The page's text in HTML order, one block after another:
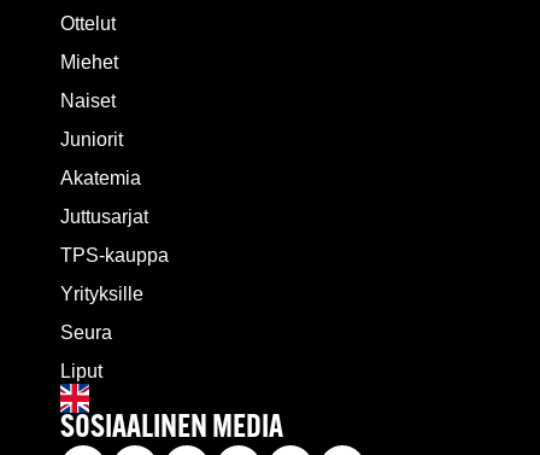
Ottelut
Miehet
Naiset
Juniorit
Akatemia
Juttusarjat
TPS-kauppa
Yrityksille
Seura
Liput
SOSIAALINEN MEDIA